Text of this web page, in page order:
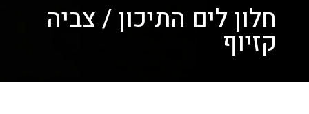
חלון לים התיכון / צביה
קזיוף